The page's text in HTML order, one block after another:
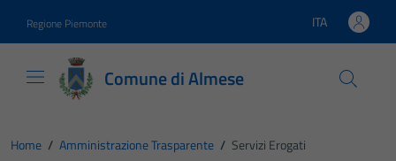
Regione Piemonte Lingua attiva:
ITA
Comune di Almese
Home / Amministrazione Trasparente / Servizi Erogati